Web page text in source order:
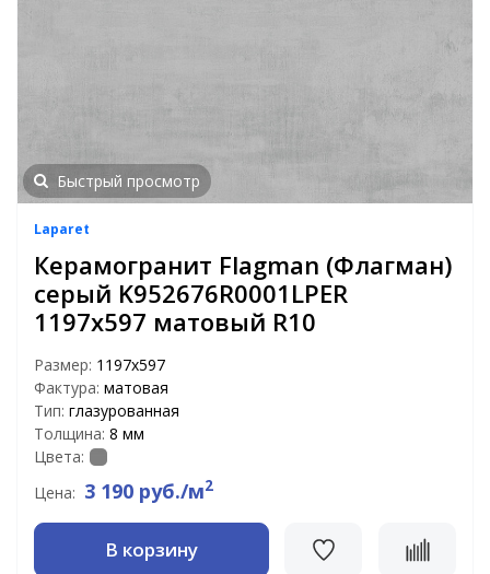
Быстрый просмотр
Laparet
Керамогранит Flagman (Флагман)
серый K952676R0001LPER
1197x597 матовый R10
Размер: 1197х597
Фактура: матовая
Тип: глазурованная
Толщина: 8 мм
Цвета:
Цена: 3 190 руб./м2
В корзину